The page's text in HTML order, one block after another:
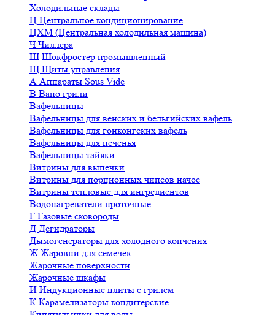
Холодильные склады
Ц Центральное кондиционирование
ЦХМ (Центральная холодильная машина)
ЧЧиллера
Ш Шокфростер промышленный
Щ Щиты управления
А Аппараты Sous Vide
В Вапо грили
Вафельницы
Вафельницы для венских и бельгийских вафель
Вафельницы для гонконгских вафель
Вафельницы для печенья
Вафельницы тайяки
Витрины для выпечки
Витрины для порционных чипсов начос
Витрины тепловые для ингредиентов
Водонагреватели проточные
Г Газовые сковороды
Д Дегидраторы
Дымогенераторы для холодного копчения
ЖЖаровни для семечек
Жарочные поверхности
Жарочные шкафы
И Индукционные плиты с грилем
К Карамелизаторы кондитерские